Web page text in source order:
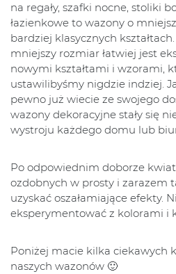
na regały, szafki nocne, stoliki
łazienkowe to wazony o
bardziej klasycznych
mniejszy rozmiar łatwiej jest
nowymi kształtami i wzorami,
ustawilibyśmy nigdzie indziej.
pewno już wiecie ze swojego
wazony dekoracyjne stały się
wystroju każdego domu lub
Po odpowiednim doborze
ozdobnych w prosty i zarazem
uzyskać oszałamiające efekty.
eksperymentować z kolorami i
Poniżej macie kilka ciekawych
naszych wazonów 🙂